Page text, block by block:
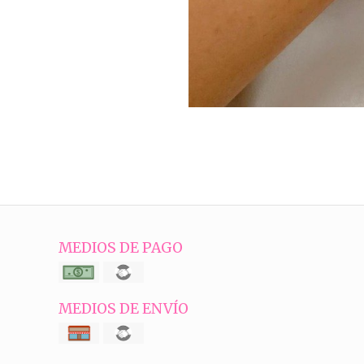
MEDIOS DE PAGO
MEDIOS DE ENVÍO